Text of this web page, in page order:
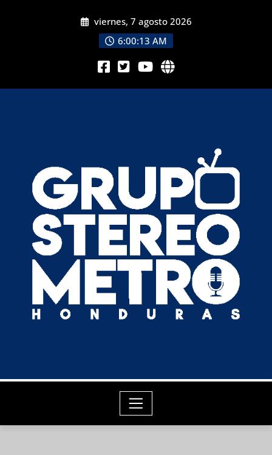
viernes, 7 agosto 2026
6:00:15 AM